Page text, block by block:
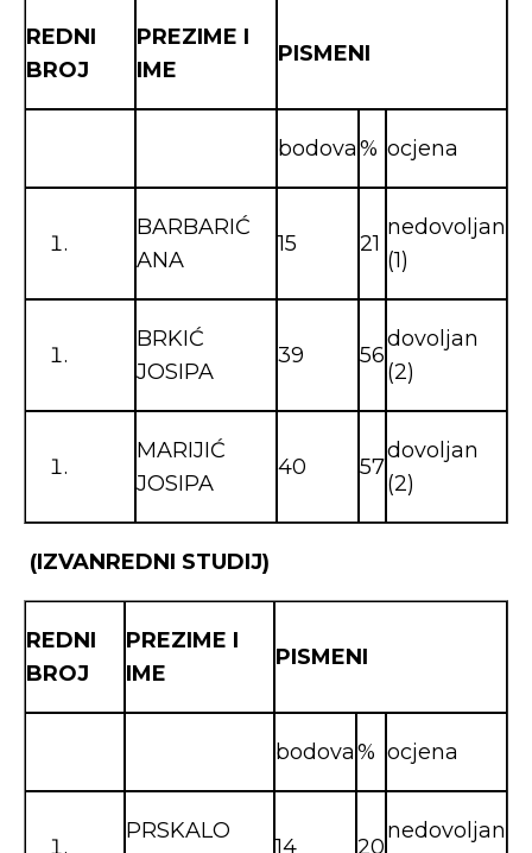
REDNI
BROJ
PREZIME I
IME
PISMENI
bodova% ocjena
BARBARIĆ
ANA
15 21
nedovoljan
(1)
BRKIĆ
JOSIPA
39 56
dovoljan
(2)
MARIJIĆ
JOSIPA
40 57
dovoljan
(2)
(IZVANREDNI STUDIJ)
REDNI
BROJ
PREZIME I
IME
PISMENI
bodova% ocjena
PRSKALO
14 20
nedovoljan